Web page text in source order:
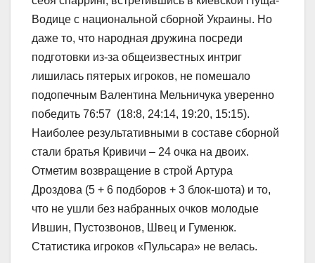
Водице с национальной сборной Украины. Но
даже то, что народная дружина посреди
подготовки из-за общеизвестных интриг
лишилась пятерых игроков, не помешало
подопечным Валентина Мельничука уверенно
победить 76:57 (18:8, 24:14, 19:20, 15:15).
Наиболее результативными в составе сборной
стали братья Кривичи – 24 очка на двоих.
Отметим возвращение в строй Артура
Дроздова (5 + 6 подборов + 3 блок-шота) и то,
что не ушли без набранных очков молодые
Ившин, Пустозвонов, Швец и Гуменюк.
Статистика игроков «Пульсара» не велась.